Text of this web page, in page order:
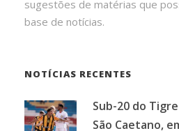
sugestões de matérias que
base de notícias.
NOTÍCIAS RECENTES
Sub-20 do
São Caetano,